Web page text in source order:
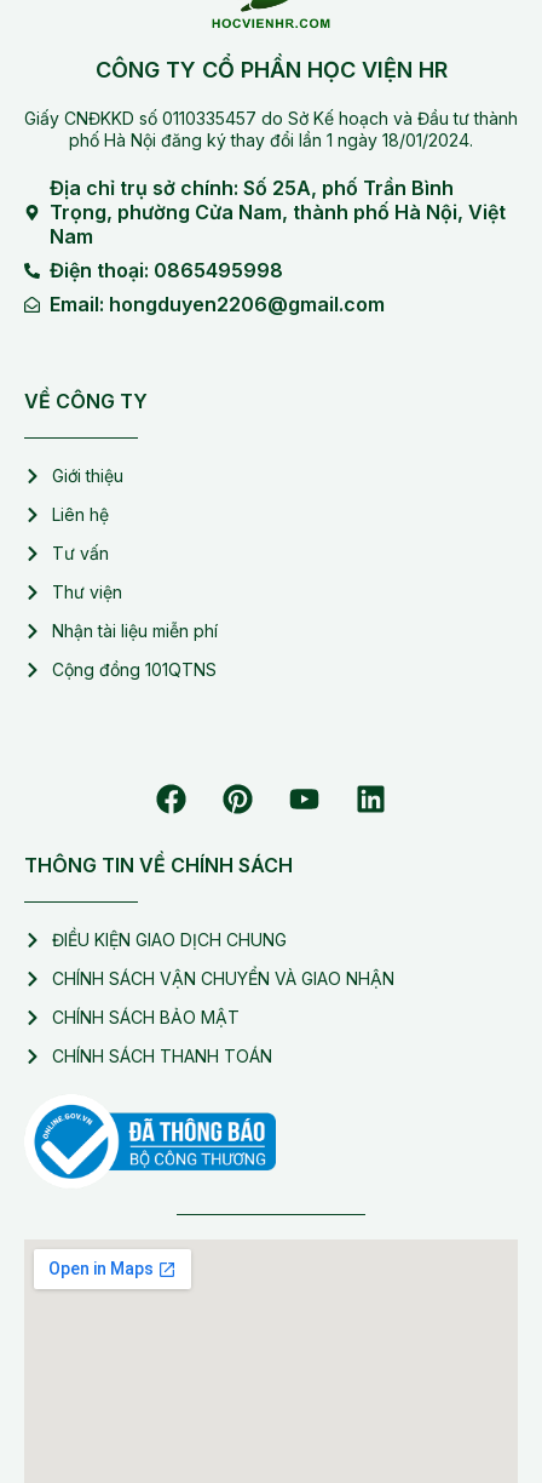
CÔNG TY CỔ PHẦN HỌC VIỆN HR
Giấy CNĐKKD số 0110335457 do Sở Kế hoạch và Đầu tư thành
phố Hà Nội đăng ký thay đổi lần 1 ngày 18/01/2024.
Địa chỉ trụ sở chính: Số 25A, phố Trần Bình
Trọng, phường Cửa Nam, thành phố Hà Nội, Việt
Nam
Điện thoại: 0865495998
Email: hongduyen2206@gmail.com
VỀ CÔNG TY
Giới thiệu
Liên hệ
Tư vấn
Thư viện
Nhận tài liệu miễn phí
Cộng đồng 101QTNS
THÔNG TIN VỀ CHÍNH SÁCH
ĐIỀU KIỆN GIAO DỊCH CHUNG
CHÍNH SÁCH VẬN CHUYỂN VÀ GIAO NHẬN
CHÍNH SÁCH BẢO MẬT
CHÍNH SÁCH THANH TOÁN